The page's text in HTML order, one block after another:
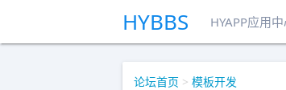
HYBBS HYAPP应用
论坛首页 > 模板开发